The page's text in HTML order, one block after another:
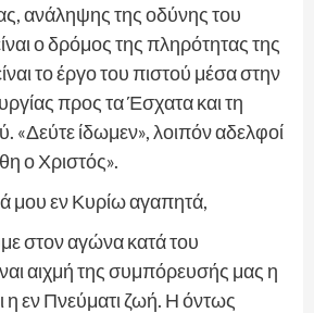
ανάληψης της οδύνης του
ο δρόμος της πληρότητας της
το έργο του πιστού μέσα στην
προς τα Έσχατα και τη
«Δεύτε ίδωμεν», λοιπόν αδελφοί
ο Χριστός».
μου εν Κυρίω αγαπητά,
στον αγώνα κατά του
αιχμή της συμπόρευσής μας η
εν Πνεύματι ζωή. Η όντως